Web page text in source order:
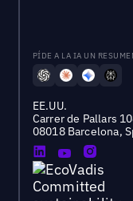
PÍDE A LA IA UN
EE.UU.
Carrer de Pallars
08018 Barcelona,